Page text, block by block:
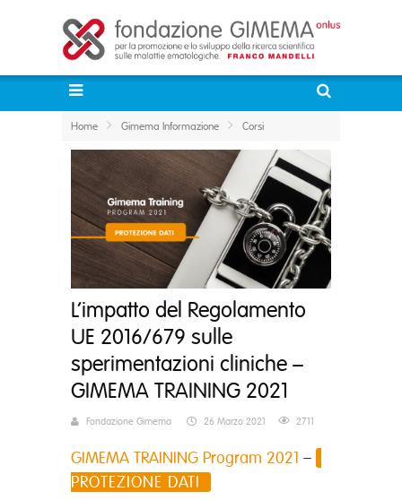
Home Gimema Informazione Corsi
L’impatto del Regolamento
UE 2016/679 sulle
sperimentazioni cliniche –
GIMEMA TRAINING 2021
Fondazione Gimema 26 Marzo 2021 2711
GIMEMA TRAINING Program 2021 –
PROTEZIONE DATI